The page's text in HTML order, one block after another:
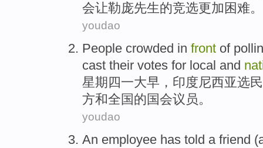
会让勒庞先生的竞选更加困难。
youdao
People crowded in front of
cast their votes for local and
星期四一大早 ，印度尼西亚选民
方和全国的国会议员。
youdao
An employee has told a friend